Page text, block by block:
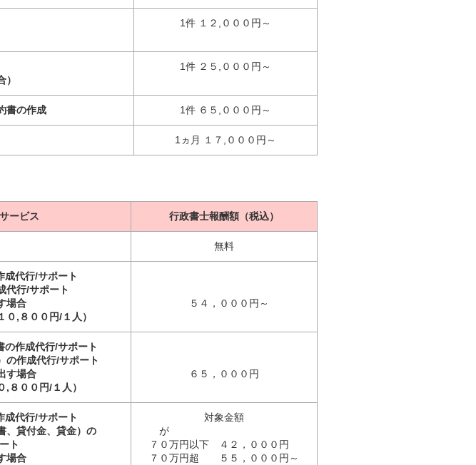
1件 １２,０００円～
1件 ２５,０００円～
書の作成 1件 ６５,０００円～
1ヵ月 １７,０００円～
ービス 行政書士報酬額（税込）
無料
成代行/サポート
代行/サポート
場合
,８００円/１人）
５４，０００円～
の作成代行/サポート
作成代行/サポート
す場合
８００円/１人）
６５，０００円
成代行/サポート
、貸付金、貸金）の
ト
場合
対象金額
が
７０万円以下 ４２，０００円
７０万円超 ５５，０００円～